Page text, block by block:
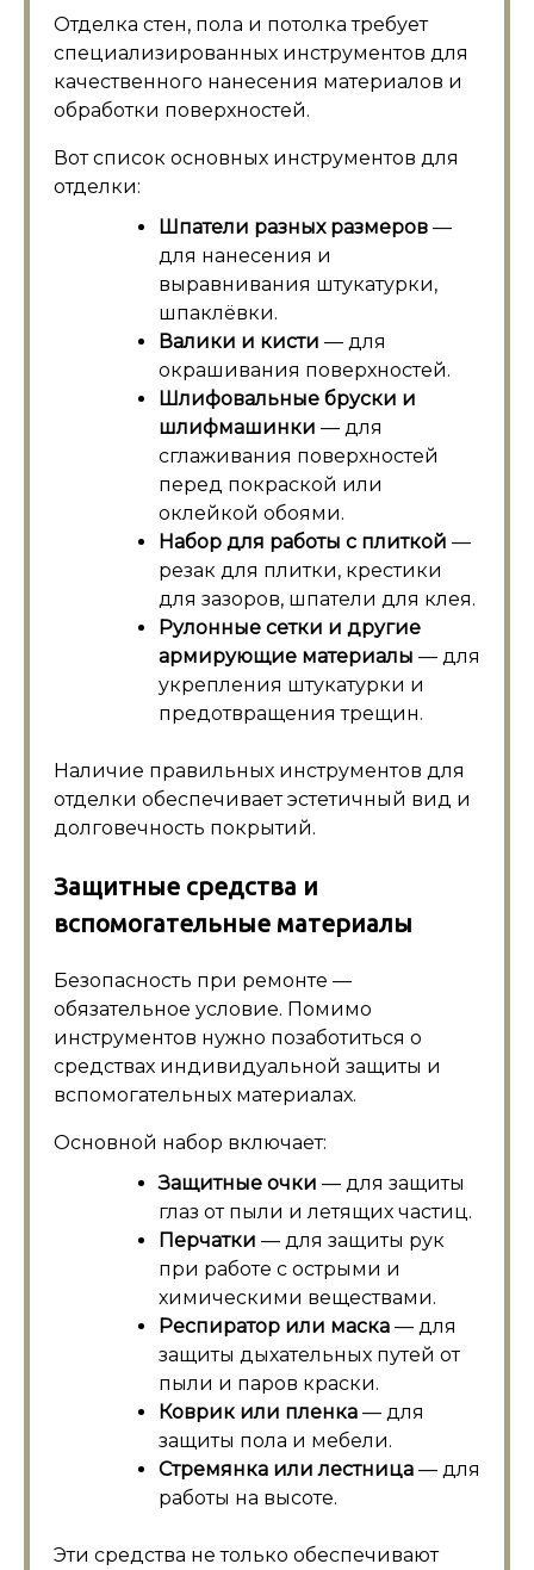
Отделка стен, пола и потолка требует
специализированных инструментов для
качественного нанесения материалов и
обработки поверхностей.
Вот список основных инструментов для
отделки:
Шпатели разных размеров —
для нанесения и
выравнивания штукатурки,
шпаклёвки.
Валики и кисти — для
окрашивания поверхностей.
Шлифовальные бруски и
шлифмашинки — для
сглаживания поверхностей
перед покраской или
оклейкой обоями.
Набор для работы с плиткой —
резак для плитки, крестики
для зазоров, шпатели для клея.
Рулонные сетки и другие
армирующие материалы — для
укрепления штукатурки и
предотвращения трещин.
Наличие правильных инструментов для
отделки обеспечивает эстетичный вид и
долговечность покрытий.
Защитные средства и
вспомогательные материалы
Безопасность при ремонте —
обязательное условие. Помимо
инструментов нужно позаботиться о
средствах индивидуальной защиты и
вспомогательных материалах.
Основной набор включает:
Защитные очки — для защиты
глаз от пыли и летящих частиц.
Перчатки — для защиты рук
при работе с острыми и
химическими веществами.
Респиратор или маска — для
защиты дыхательных путей от
пыли и паров краски.
Коврик или пленка — для
защиты пола и мебели.
Стремянка или лестница — для
работы на высоте.
Эти средства не только обеспечивают